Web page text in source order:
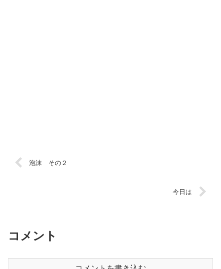
泡沫 その２
今日は
コメント